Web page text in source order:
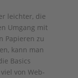
leichter, die
Umgang mit
Papieren zu
kann man
Basics
von Web-